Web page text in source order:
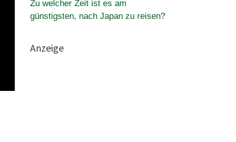
Zu welcher Zeit ist es am
günstigsten, nach Japan zu reisen?
Anzeige